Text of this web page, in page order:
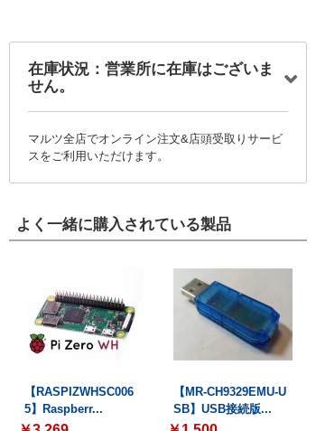
在庫状況：営業所に在庫はございま
せん。
マルツ全店でオンライン注文&店頭受取りサービ
スをご利用いただけます。
よく一緒に購入されている製品
【RASPIZWHSC006
5】Raspberr...
【MR-CH9329EMU-U
SB】USB接続版...